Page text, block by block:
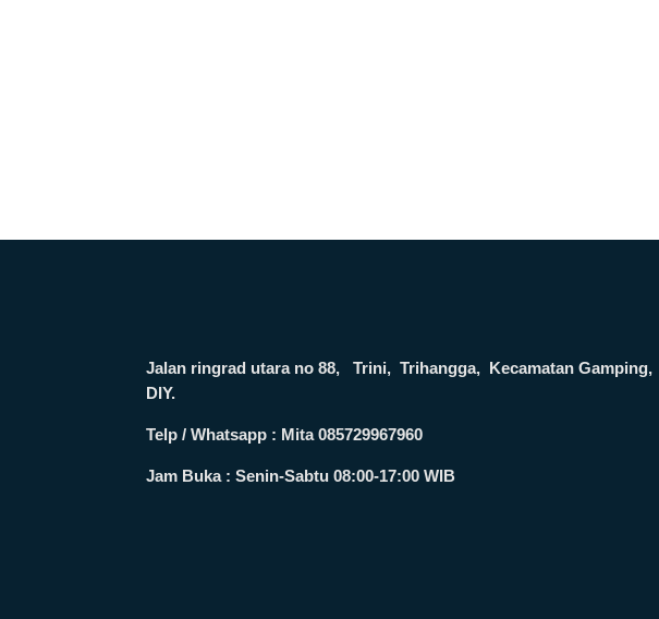
Jalan ringrad utara no 88, Trini, Trihangga, Kecamatan Gamping,
DIY.
Telp / Whatsapp : Mita 085729967960
Jam Buka : Senin-Sabtu 08:00-17:00 WIB